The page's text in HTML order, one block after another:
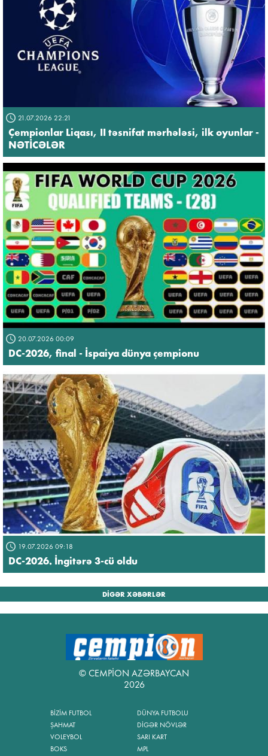
21.07.2026 22:21
Çempionlar Liqası, II təsnifat mərhələsi, ilk oyunlar -
NƏTİCƏLƏR
20.07.2026 00:09
DC-2026, final - İspaiya dünya çempionu
19.07.2026 09:18
DC-2026. İngitərə 3-cü oldu
DİGƏR XƏBƏRLƏR
© CEMPİON AZƏRBAYCAN
2026
BİZİM FUTBOL
ŞAHMAT
VOLEYBOL
BOKS
DÜNYA FUTBOLU
DİGƏR NÖVLƏR
SARI KART
MPL